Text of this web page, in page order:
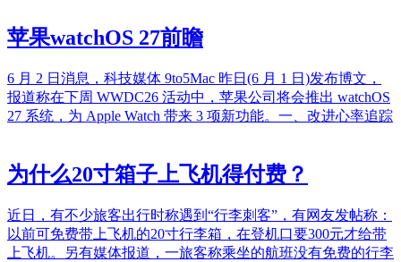
苹果watchOS 27前瞻
6 月 2 日消息，科技媒体 9to5Mac 昨日(6 月 1 日)发布博文，
报道称在下周 WWDC26 活动中，苹果公司将会推出 watchOS
27 系统，为 Apple Watch 带来 3 项新功能。一、改进心率追踪
为什么20寸箱子上飞机得付费？
近日，有不少旅客出行时称遇到“行李刺客”，有网友发帖称：
以前可免费带上飞机的20寸行李箱，在登机口要300元才给带
上飞机。另有媒体报道，一旅客称乘坐的航班没有免费的行李